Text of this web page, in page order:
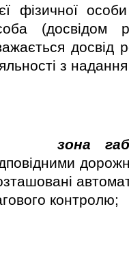
фiзичної
(досвiдом
досвiд
з
зона
контролю;